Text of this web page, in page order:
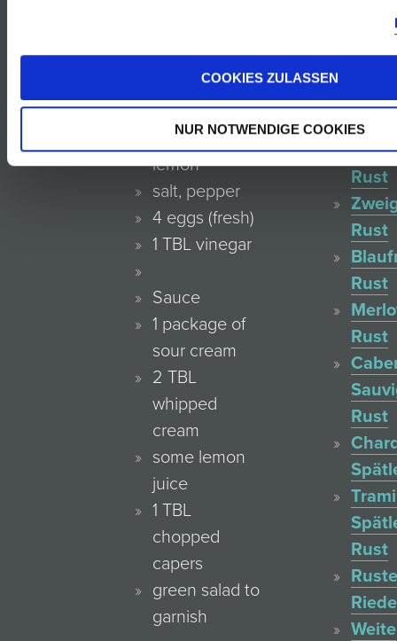
COOKIES ZULASSEN
NUR NOTWENDIGE COOKIES
avocados
juice of ½
lemon
salt, pepper
4 eggs (fresh)
1 TBL vinegar
Sauce
1 package of
sour cream
2 TBL
whipped
cream
some lemon
juice
1 TBL
chopped
capers
green salad to
garnish
der
Rust
Rust
Rust
Rust
Rust
Rust
Weite